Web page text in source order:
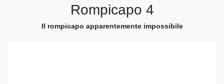
Rompicapo 4
Il rompicapo apparentemente impossibile